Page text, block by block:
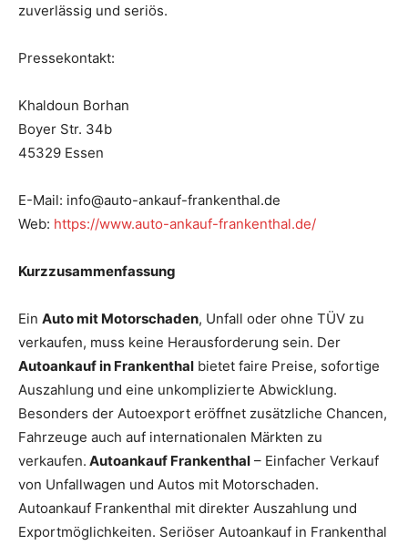
zuverlässig und seriös.
Pressekontakt:
Khaldoun Borhan
Boyer Str. 34b
45329 Essen
E-Mail: info@auto-ankauf-frankenthal.de
Web: https://www.auto-ankauf-frankenthal.de/
Kurzzusammenfassung
Ein Auto mit Motorschaden, Unfall oder ohne TÜV zu
verkaufen, muss keine Herausforderung sein. Der
Autoankauf in Frankenthal bietet faire Preise, sofortige
Auszahlung und eine unkomplizierte Abwicklung.
Besonders der Autoexport eröffnet zusätzliche Chancen,
Fahrzeuge auch auf internationalen Märkten zu
verkaufen. Autoankauf Frankenthal – Einfacher Verkauf
von Unfallwagen und Autos mit Motorschaden.
Autoankauf Frankenthal mit direkter Auszahlung und
Exportmöglichkeiten. Seriöser Autoankauf in Frankenthal